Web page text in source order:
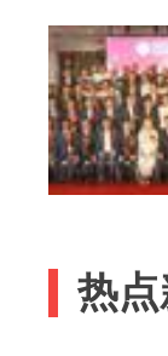
热点